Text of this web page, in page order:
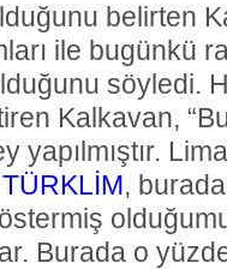
belirten
ile bugünkü
söyledi.
Kalkavan,
yapılmıştır.
TÜRKLİM,
Burada o